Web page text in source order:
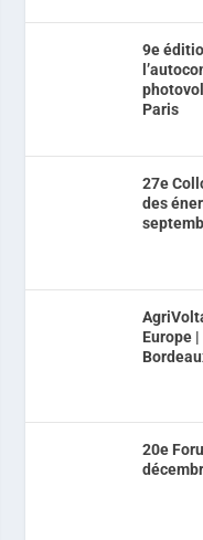
9e
Paris
27e
des
Europe
20e